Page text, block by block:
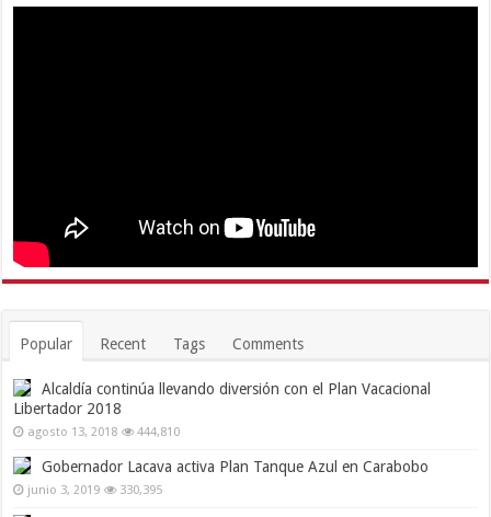
Popular Recent Tags Comments
Alcaldía continúa llevando diversión con el Plan Vacacional
Libertador 2018
agosto 13, 2018 444,810
Gobernador Lacava activa Plan Tanque Azul en Carabobo
junio 3, 2019 330,395